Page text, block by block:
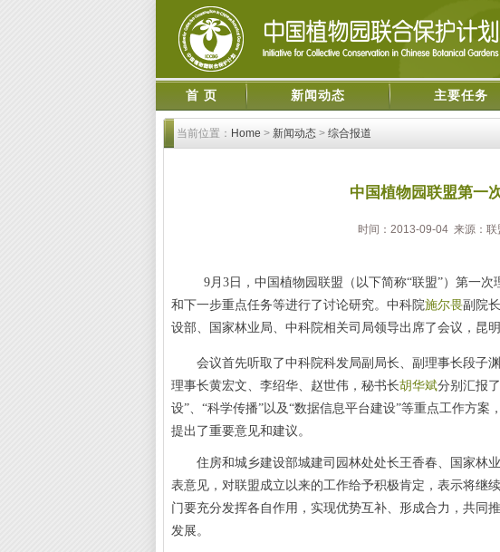
首 页 新闻动态 主要任务
当前位置： Home > 新闻动态 > 综合报道
中国植物园联盟第一
时间：2013-09-04 来源：联
9月 3 日，中国植物园联盟（以下简称“联盟”）第一次
和下一步重点任务等进行了讨论研究。中科院施尔畏副院
设部、国家林业局、中科院相关司局领导出席了会议，昆
会议首先听取了中科院科发局副局长、副理事长段子
理事长黄宏文、李绍华、赵世伟，秘书长胡华斌分别汇报了
设”、 “科学传播”以及“数据信息平台建设”等重点工作方案
提出了重要意见和建议。
住房和城乡建设部城建司园林处处长王香春、国家林
表意见，对联盟成立以来的工作给予积极肯定，表示将继
门要充分发挥各自作用，实现优势互补、形成合力，共同
发展。